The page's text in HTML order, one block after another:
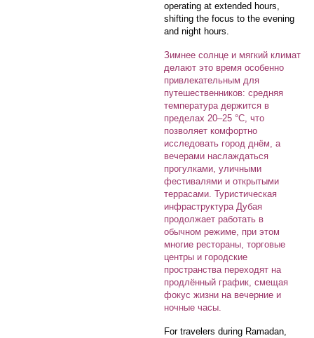
operating at extended hours,
shifting the focus to the evening
and night hours.
Зимнее солнце и мягкий климат
делают это время особенно
привлекательным для
путешественников: средняя
температура держится в
пределах 20–25 °C, что
позволяет комфортно
исследовать город днём, а
вечерами наслаждаться
прогулками, уличными
фестивалями и открытыми
террасами. Туристическая
инфраструктура Дубая
продолжает работать в
обычном режиме, при этом
многие рестораны, торговые
центры и городские
пространства переходят на
продлённый график, смещая
фокус жизни на вечерние и
ночные часы.
For travelers during Ramadan,